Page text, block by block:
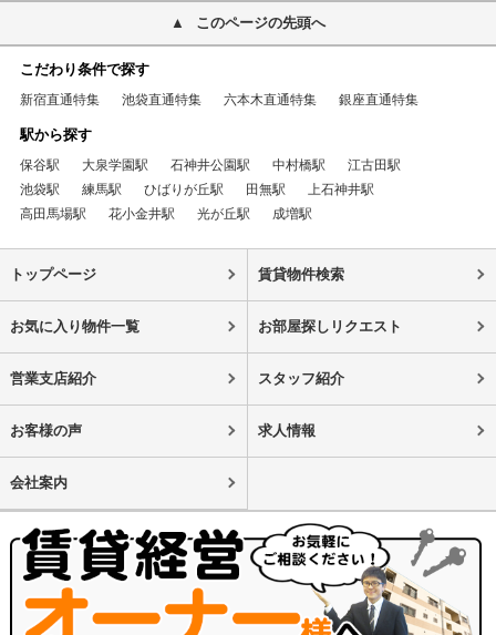
このページの先頭へ
こだわり条件で探す
新宿直通特集 池袋直通特集 六本木直通特集 銀座直通特集
駅から探す
保谷駅 大泉学園駅 石神井公園駅 中村橋駅
江古田駅
池袋駅
練馬駅 ひばりが丘駅 田無駅
上石神井駅
高田馬場駅
花小金井駅 光が丘駅 成増駅
トップページ 賃貸物件検索
お気に入り物件一覧 お部屋探しリクエスト
営業支店紹介 スタッフ紹介
お客様の声 求人情報
会社案内